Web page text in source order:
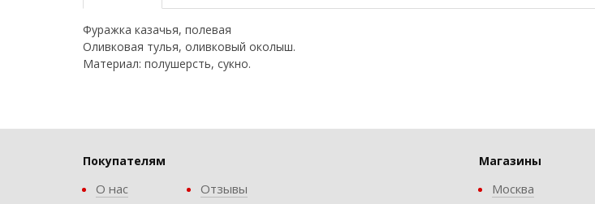
Фуражка казачья, полевая
Оливковая тулья, оливковый околыш.
Материал: полушерсть, сукно.
Покупателям
О нас
Отзывы
Магазины
Москва